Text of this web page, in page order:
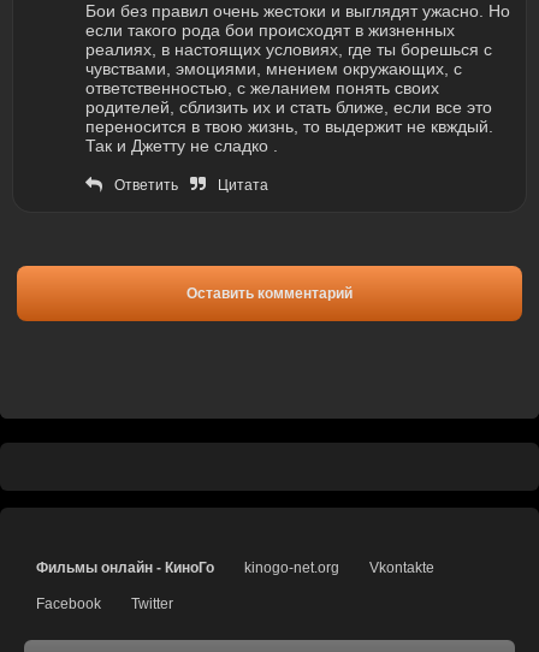
Бои без правил очень жестоки и выглядят ужасно. Но
если такого рода бои происходят в жизненных
реалиях, в настоящих условиях, где ты борешься с
чувствами, эмоциями, мнением окружающих, с
ответственностью, с желанием понять своих
родителей, сблизить их и стать ближе, если все это
переносится в твою жизнь, то выдержит не квждый.
Так и Джетту не сладко .
Ответить Цитата
Оставить комментарий
Фильмы онлайн - КиноГо kinogo-net.org Vkontakte
Facebook Twitter